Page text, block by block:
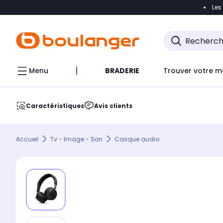
Accéder
Menu BRADERIE Trouver votre
Caractéristiques Avis clients
Accueil Tv - Image - Son Casque audio